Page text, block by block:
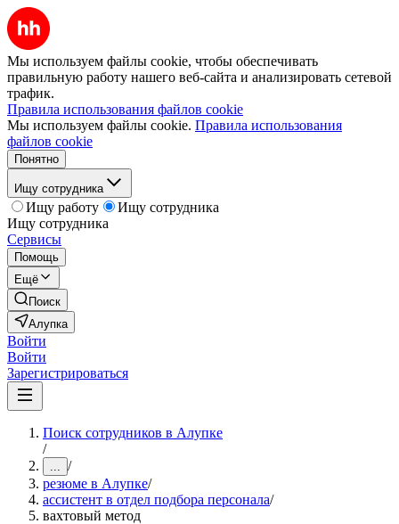
Мы используем файлы cookie, чтобы обеспечивать
правильную работу нашего веб-сайта и анализировать сетевой
трафик.
Правила использования файлов cookie
Мы используем файлы cookie. Правила использования
файлов cookie
Понятно
Ищу сотрудника
Ищу работу
Ищу сотрудника
Ищу сотрудника
Сервисы
Помощь
Ещё
Поиск
Алупка
Войти
Войти
Зарегистрироваться
Поиск сотрудников в Алупке
/
... /
резюме в Алупке/
ассистент в отдел подбора персонала/
вахтовый метод